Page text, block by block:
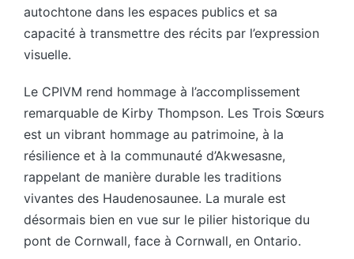
autochtone dans les espaces publics et sa
capacité à transmettre des récits par l’expression
visuelle.
Le CPIVM rend hommage à l’accomplissement
remarquable de Kirby Thompson. Les Trois Sœurs
est un vibrant hommage au patrimoine, à la
résilience et à la communauté d’Akwesasne,
rappelant de manière durable les traditions
vivantes des Haudenosaunee. La murale est
désormais bien en vue sur le pilier historique du
pont de Cornwall, face à Cornwall, en Ontario.